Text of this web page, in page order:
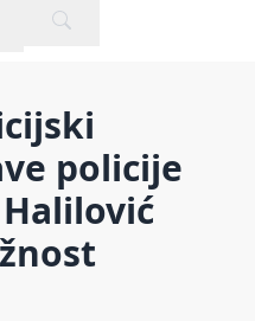
policije
Halilović